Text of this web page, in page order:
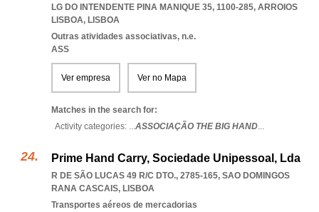
LG DO INTENDENTE PINA MANIQUE 35, 1100-285, ARROIOS
LISBOA, LISBOA
Outras atividades associativas, n.e.
ASS
Ver empresa Ver no Mapa
Matches in the search for:
Activity categories: ...ASSOCIAÇÃO THE BIG HAND...
Prime Hand Carry, Sociedade Unipessoal, Lda
R DE SÃO LUCAS 49 R/C DTO., 2785-165, SAO DOMINGOS
RANA CASCAIS, LISBOA
Transportes aéreos de mercadorias